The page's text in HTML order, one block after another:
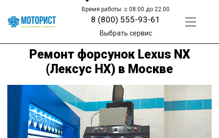
Время работы: с 08:00 до 22:00
8 (800) 555-93-61
Выбрать сервис
Ремонт форсунок Lexus NX
(Лексус НХ) в Москве